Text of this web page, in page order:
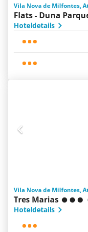
Vila Nova de Milfontes,
Flats - Duna
Hoteldetails
Vila Nova de Milfontes,
Tres Marias
Hoteldetails